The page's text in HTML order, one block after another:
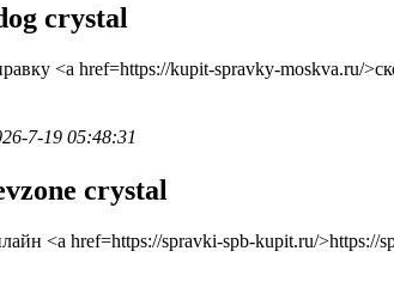
crystal
<a href=https://kupit-spravky-moskva.ru/
7-19 05:48:31
crystal
<a href=https://spravki-spb-kupit.ru/>https://